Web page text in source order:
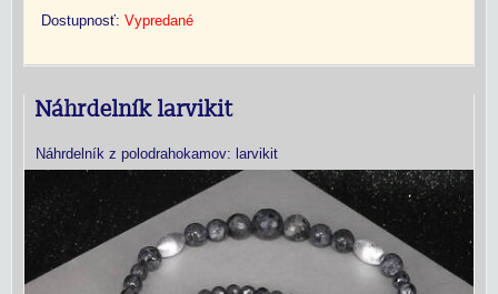
Dostupnosť: Vypredané
Náhrdelník larvikit
Náhrdelník z polodrahokamov: larvikit